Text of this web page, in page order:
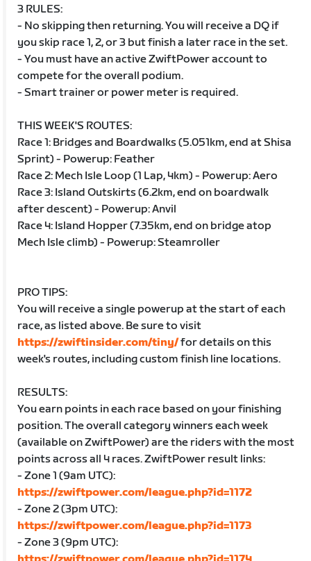
3 RULES:
- No skipping then returning. You will receive a DQ if
you skip race 1, 2, or 3 but finish a later race in the set.
- You must have an active ZwiftPower account to
compete for the overall podium.
- Smart trainer or power meter is required.
THIS WEEK'S ROUTES:
Race 1: Bridges and Boardwalks (5.051km, end at Shisa
Sprint) - Powerup: Feather
Race 2: Mech Isle Loop (1 Lap, 4km) - Powerup: Aero
Race 3: Island Outskirts (6.2km, end on boardwalk
after descent) - Powerup: Anvil
Race 4: Island Hopper (7.35km, end on bridge atop
Mech Isle climb) - Powerup: Steamroller
PRO TIPS:
You will receive a single powerup at the start of each
race, as listed above. Be sure to visit
https://zwiftinsider.com/tiny/for details on this
week's routes, including custom finish line locations.
RESULTS:
You earn points in each race based on your finishing
position. The overall category winners each week
(available on ZwiftPower) are the riders with the most
points across all 4 races. ZwiftPower result links:
- Zone 1 (9am UTC):
https://zwiftpower.com/league.php?id=1172
- Zone 2 (3pm UTC):
https://zwiftpower.com/league.php?id=1173
- Zone 3 (9pm UTC):